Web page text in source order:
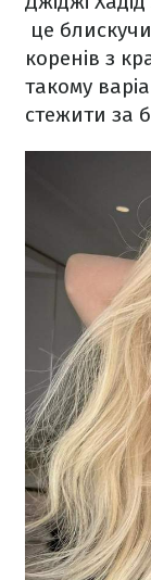
це
коренів з
такому
стежити за